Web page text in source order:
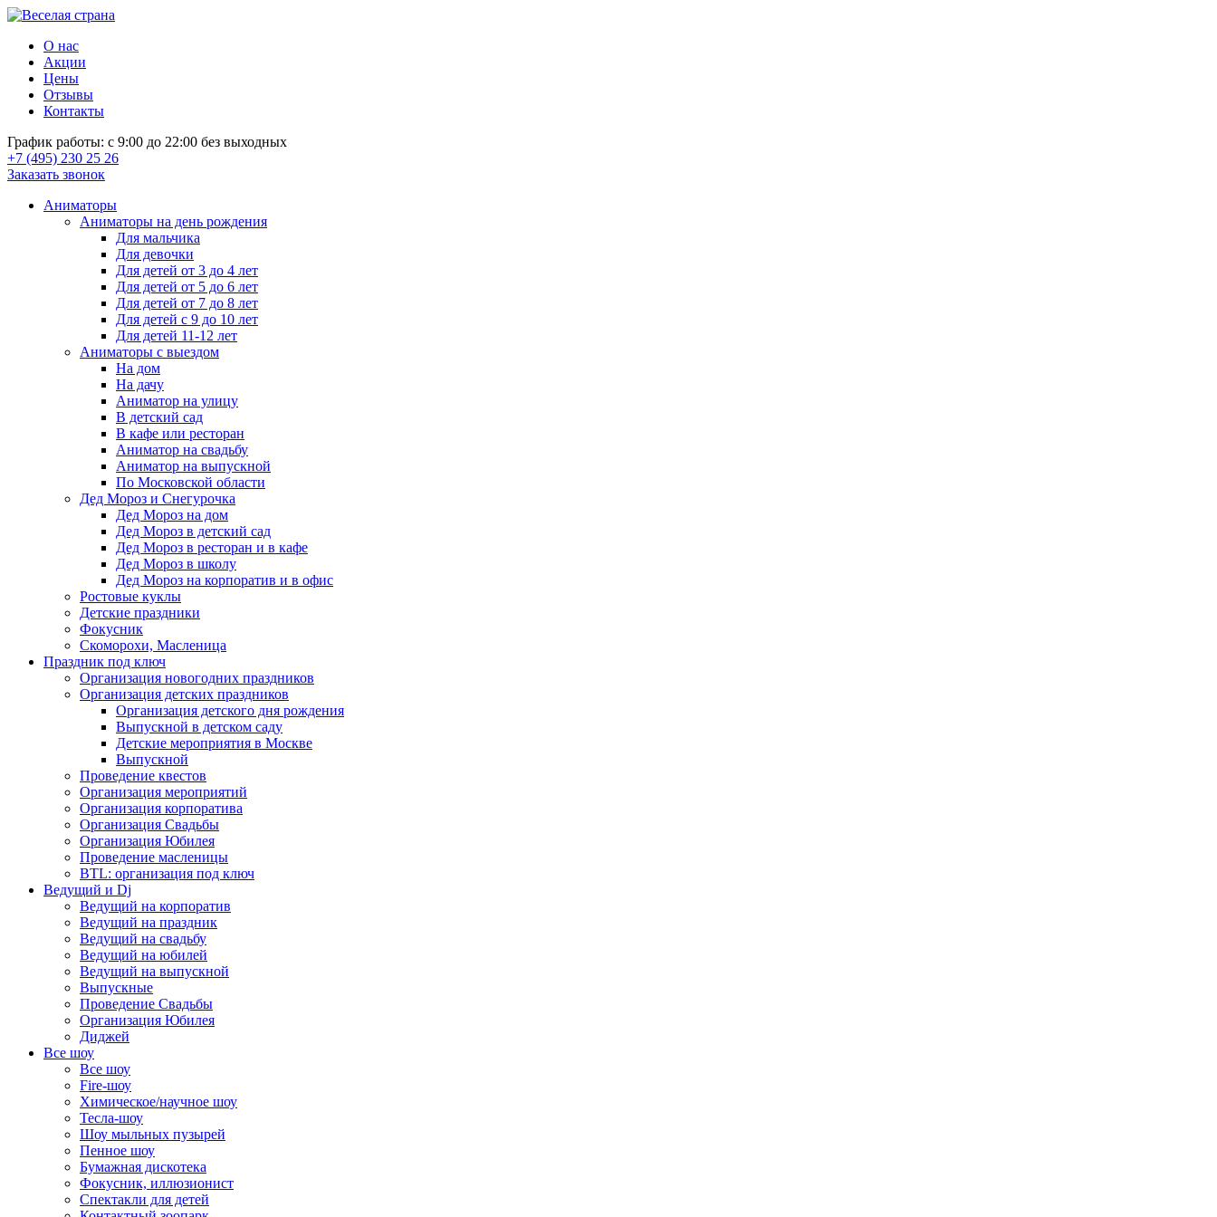
О нас
Акции
Цены
Отзывы
Контакты
График работы: с 9:00 до 22:00 без выходных
+7 (495) 230 25 26
Заказать звонок
Аниматоры
Аниматоры на день рождения
Для мальчика
Для девочки
Для детей от 3 до 4 лет
Для детей от 5 до 6 лет
Для детей от 7 до 8 лет
Для детей с 9 до 10 лет
Для детей 11-12 лет
Аниматоры с выездом
На дом
На дачу
Аниматор на улицу
В детский сад
В кафе или ресторан
Аниматор на свадьбу
Аниматор на выпускной
По Московской области
Дед Мороз и Снегурочка
Дед Мороз на дом
Дед Мороз в детский сад
Дед Мороз в ресторан и в кафе
Дед Мороз в школу
Дед Мороз на корпоратив и в офис
Ростовые куклы
Детские праздники
Фокусник
Скоморохи, Масленица
Праздник под ключ
Организация новогодних праздников
Организация детских праздников
Организация детского дня рождения
Выпускной в детском саду
Детские мероприятия в Москве
Выпускной
Проведение квестов
Организация мероприятий
Организация корпоратива
Организация Свадьбы
Организация Юбилея
Проведение масленицы
BTL: организация под ключ
Ведущий и Dj
Ведущий на корпоратив
Ведущий на праздник
Ведущий на свадьбу
Ведущий на юбилей
Ведущий на выпускной
Выпускные
Проведение Свадьбы
Организация Юбилея
Диджей
Все шоу
Все шоу
Fire-шоу
Химическое/научное шоу
Тесла-шоу
Шоу мыльных пузырей
Пенное шоу
Бумажная дискотека
Фокусник, иллюзионист
Спектакли для детей